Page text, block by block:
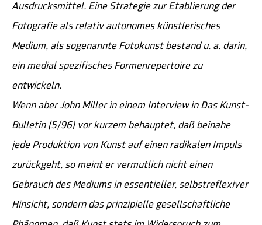
Ausdrucksmittel. Eine Strategie zur Etablierung der
Fotografie als relativ autonomes künstlerisches
Medium, als sogenannte Fotokunst bestand u. a. darin,
ein medial spezifisches Formenrepertoire zu
entwickeln.
Wenn aber John Miller in einem Interview in Das Kunst-
Bulletin (5/96) vor kurzem behauptet, daß beinahe
jede Produktion von Kunst auf einen radikalen Impuls
zurückgeht, so meint er vermutlich nicht einen
Gebrauch des Mediums in essentieller, selbstreflexiver
Hinsicht, sondern das prinzipielle gesellschaftliche